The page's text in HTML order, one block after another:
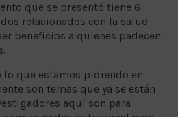
que se presentó tiene 6
relacionados con la salud
beneficios a quienes padecen
lo que estamos pidiendo en
son temas que ya se están
aquí son para